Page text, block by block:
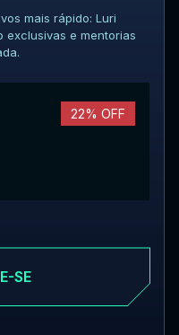
mais rápido: Luri
exclusivas e mentorias
22% OFF
SE